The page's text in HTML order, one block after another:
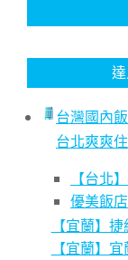
台灣國內
台北爽爽住
【台北
優美飯
【宜蘭】
【宜蘭】